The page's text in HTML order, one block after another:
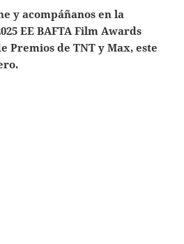
y acompáñanos en la
EE BAFTA Film Awards
Premios de TNT y Max, este